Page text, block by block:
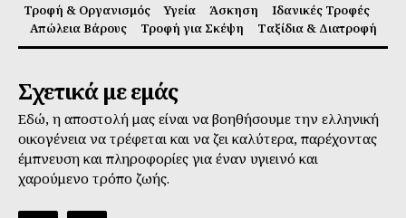
Τροφή & Οργανισμός Υγεία Άσκηση
Ιδανικές Τροφές
Απώλεια Βάρους
Τροφή για Σκέψη Ταξίδια & Διατροφή
Σχετικά με εμάς
Εδώ, η αποστολή μας είναι να βοηθήσουμε την ελληνική
οικογένεια να τρέφεται και να ζει καλύτερα, παρέχοντας
έμπνευση και πληροφορίες για έναν υγιεινό και
χαρούμενο τρόπο ζωής.